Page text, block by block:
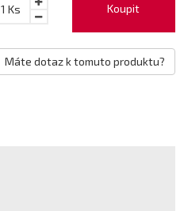
Koupit
1 Ks
Máte dotaz k tomuto produktu?